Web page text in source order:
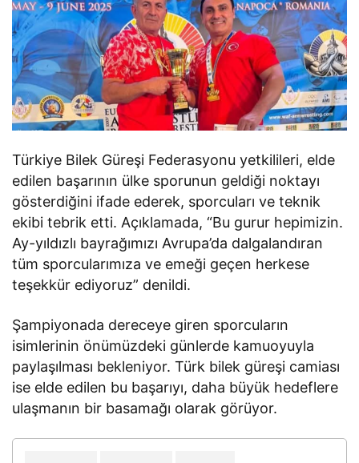
Türkiye Bilek Güreşi Federasyonu yetkilileri, elde
edilen başarının ülke sporunun geldiği noktayı
gösterdiğini ifade ederek, sporcuları ve teknik
ekibi tebrik etti. Açıklamada, “Bu gurur hepimizin.
Ay-yıldızlı bayrağımızı Avrupa’da dalgalandıran
tüm sporcularımıza ve emeği geçen herkese
teşekkür ediyoruz” denildi.
Şampiyonada dereceye giren sporcuların
isimlerinin önümüzdeki günlerde kamuoyuyla
paylaşılması bekleniyor. Türk bilek güreşi camiası
ise elde edilen bu başarıyı, daha büyük hedeflere
ulaşmanın bir basamağı olarak görüyor.